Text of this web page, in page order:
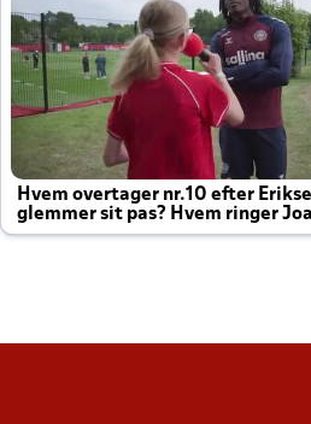
Hvem overtager nr.10 efter
glemmer sit pas? Hvem ringer
altid til efter kampe?